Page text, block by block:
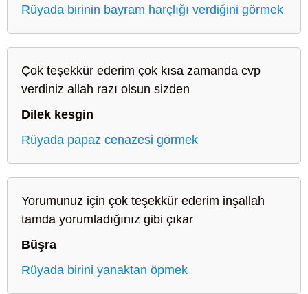
Rüyada birinin bayram harçlığı verdiğini görmek
Çok teşekkür ederim çok kısa zamanda cvp
verdiniz allah razı olsun sizden
Dilek kesgin
Rüyada papaz cenazesi görmek
Yorumunuz için çok teşekkür ederim inşallah
tamda yorumladığınız gibi çıkar
Büşra
Rüyada birini yanaktan öpmek